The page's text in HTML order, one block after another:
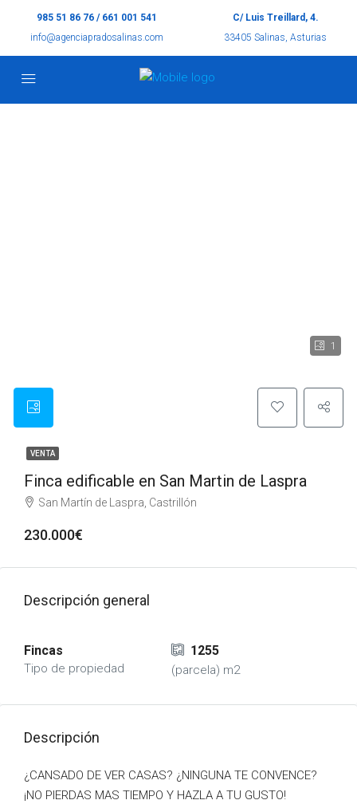
985 51 86 76 / 661 001 541
info@agenciapradosalinas.com
C/ Luis Treillard, 4.
33405 Salinas, Asturias
1
VENTA
Finca edificable en San Martin de Laspra
San Martín de Laspra, Castrillón
230.000€
Descripción general
Fincas
Tipo de propiedad
1255
(parcela) m2
Descripción
¿CANSADO DE VER CASAS? ¿NINGUNA TE CONVENCE?
¡NO PIERDAS MAS TIEMPO Y HAZLA A TU GUSTO!